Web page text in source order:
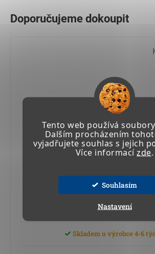
Tento web používá
Dalším procházením
vyjadřujete souhlas s jejich
Více informacízde.
Souhlasím
Nastavení
ZÁCHYTNÁ VANA GRP S
Skladem u výrobce 4-6